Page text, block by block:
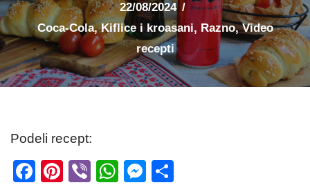
22/08/2024
Coca-Cola,Kiflice i kroasani, Razno,Video
recepti
Podeli recept:
F
Pi
Vi
W
M